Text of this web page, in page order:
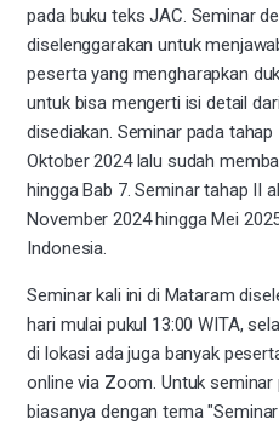
pada buku teks JAC. Seminar
diselenggarakan untuk
peserta yang mengharapkan
untuk bisa mengerti isi detail
disediakan. Seminar pada
Oktober 2024 lalu sudah
hingga Bab 7. Seminar tahap II
November 2024 hingga Mei
Indonesia.
Seminar kali ini di Mataram
hari mulai pukul 13:00 WITA,
di lokasi ada juga banyak
online via Zoom. Untuk
biasanya dengan tema